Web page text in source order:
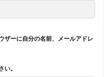
ザーに自分の名前、メールアドレ
い。